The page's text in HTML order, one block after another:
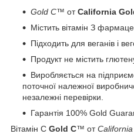
Gold C™ отCalifornia
Містить вітамін З
Підходить для веганів і
Продукт не містить
Виробляється на
поточної належної
незалежні перевірки.
Гарантія 100% Gold
Вітамін C Gold C™ от